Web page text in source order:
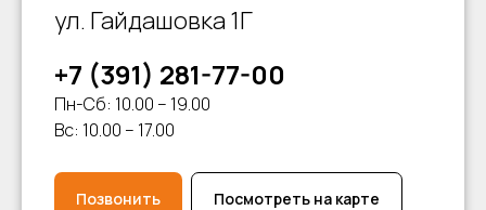
ул. Гайдашовка 1Г
+7 (391) 281-77-00
Пн-Сб: 10.00 – 19.00
Вс: 10.00 – 17.00
Позвонить Посмотреть на карте